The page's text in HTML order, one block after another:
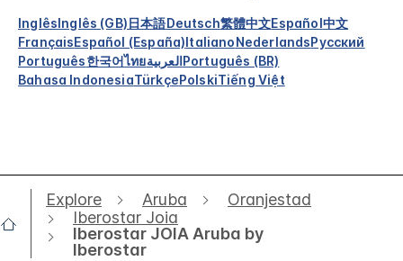
InglêsInglês (GB)日本語Deutsch繁體中文Español中文
FrançaisEspañol (España)ItalianoNederlandsРусский
Português한국어ไทยالعربيةPortuguês (BR)
Bahasa IndonesiaTürkçePolskiTiếng Việt
Explore Aruba
Oranjestad
Iberostar Joia
Iberostar JOIA Aruba by
Iberostar